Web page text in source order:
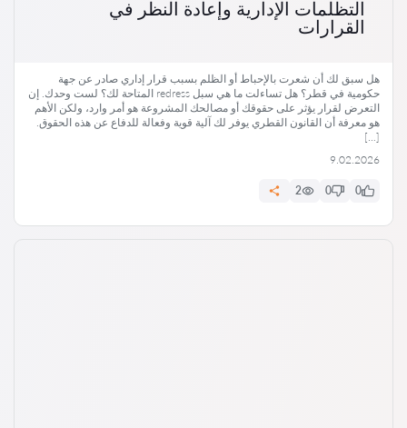
التظلمات الإدارية وإعادة النظر في
القرارات
هل سبق لك أن شعرت بالإحباط أو الظلم بسبب قرار إداري صادر عن جهة
حكومية في قطر؟ هل تساءلت ما هي سبل redress المتاحة لك؟ لست وحدك. إن
التعرض لقرار يؤثر على حقوقك أو مصالحك المشروعة هو أمر وارد، ولكن الأهم
هو معرفة أن القانون القطري يوفر لك آلية قوية وفعالة للدفاع عن هذه الحقوق.
[…]
9.02.2026
0
0
2